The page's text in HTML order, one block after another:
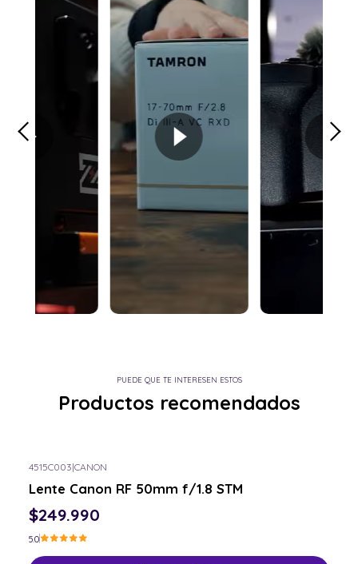
PUEDE QUE TE INTERESEN ESTOS
Productos recomendados
4515C003|CANON
Lente Canon RF 50mm f/1.8 STM
$249.990
5.0